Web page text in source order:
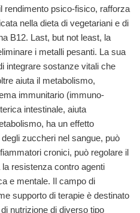
rendimento psico-fisico, rafforza
nella dieta di vegetariani e di
B12. Last, but not least, la
i metalli pesanti. La sua
integrare sostanze vitali che
aiuta il metabolismo,
immunitario (immuno-
intestinale, aiuta
ha un effetto
zuccheri nel sangue, può
cronici, può regolare il
resistenza contro agenti
e mentale. Il campo di
supporto di terapie è destinato
nutrizione di diverso tipo